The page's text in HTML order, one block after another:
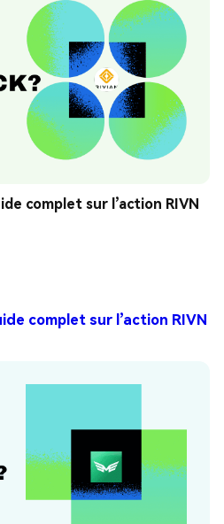
complet sur l’action RIVN
complet sur l’action RIVN